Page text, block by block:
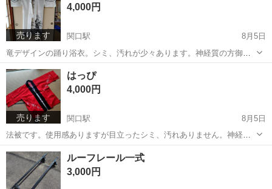
します。関市内まで取りに来れる方！❣...
売ります
4,000円
関口駅
8月5日
竜デザインの踊り浴衣。シミ、汚れが少々あります。神経質の方御遠
慮ください!作り付けの帯もあり。巻くだけです。平日連絡可ですが取
り引きは土日曜祝日になります。ノークレームノーリターンでお願い
します!現物確認されて購入OKです。...
岐阜 関市 関口駅
売ります
はっぴ
4,000円
関口駅
8月5日
法被です。使用感ありますが目立ったシミ、汚れありません。神経質
の方御遠慮ください!身丈75センチ位、肩幅65センチ程。男性Mだと思
います。平日連絡可ですが取り引きは土日曜祝日となります。ノーリ
ターンノークレームでお願いします...
岐阜 関市 スポーツ
ルーフレール一式
3,000円